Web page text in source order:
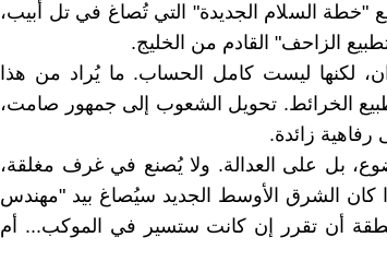
"خطة السلام الجديدة" التي تُصاغ في تل أبيب،
الزاحف" القادم من الخليج.
لكنها ليست كامل الحساب. ما يُراد من هذا
الخرائط. تحويل الشعوب إلى جمهور صامت،
رفاهية زائدة.
بل على العدالة. ولا يُصنع في غرف مغلقة،
كان الشرق الأوسط الجديد سيُصاغ بيد "مهندس
أن تقرر إن كانت ستسير في الموكب... أم